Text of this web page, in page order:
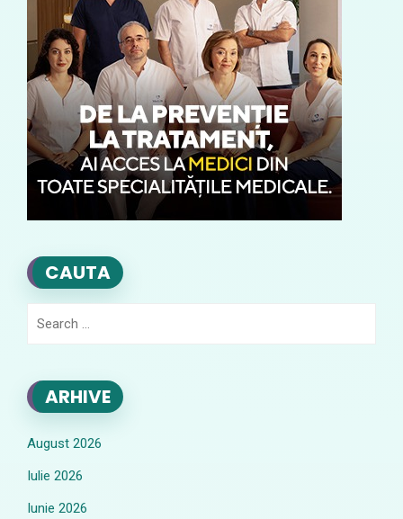
CAUTA
ARHIVE
August 2026
Iulie 2026
Iunie 2026